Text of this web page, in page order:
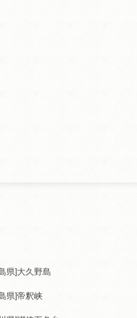
県]大久野島
県]帝釈峡